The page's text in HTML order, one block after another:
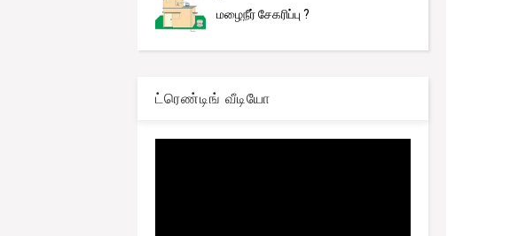
மழைநீர் சேகரிப்பு ?
ட்ரெண்டிங் வீடியோ